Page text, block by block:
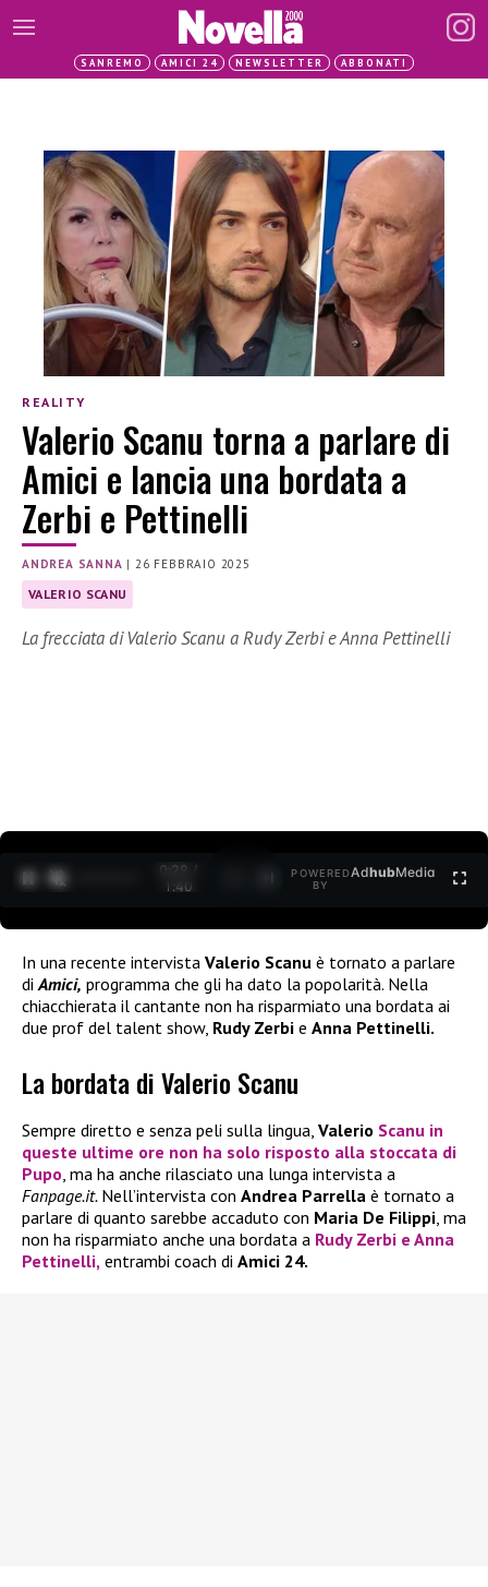
SANREMO AMICI 24 NEWSLETTER ABBONATI
REALITY
Valerio Scanu torna a parlare di
Amici e lancia una bordata a
Zerbi e Pettinelli
ANDREA SANNA |26 FEBBRAIO 2025
VALERIO SCANU
La frecciata di Valerio Scanu a Rudy Zerbi e Anna Pettinelli
0:30 /
1:40
POWERED
BY
AdhubMedia
In una recente intervista Valerio Scanu è tornato a parlare
di Amici, programma che gli ha dato la popolarità. Nella
chiacchierata il cantante non ha risparmiato una bordata ai
due prof del talent show, Rudy Zerbi e Anna Pettinelli.
La bordata di Valerio Scanu
Sempre diretto e senza peli sulla lingua, Valerio Scanu in
queste ultime ore non ha solo risposto alla stoccata di
Pupo, ma ha anche rilasciato una lunga intervista a
Fanpage.it. Nell’intervista con Andrea Parrella è tornato a
parlare di quanto sarebbe accaduto con Maria De Filippi, ma
non ha risparmiato anche una bordata a Rudy Zerbi e Anna
Pettinelli, entrambi coach di Amici 24.